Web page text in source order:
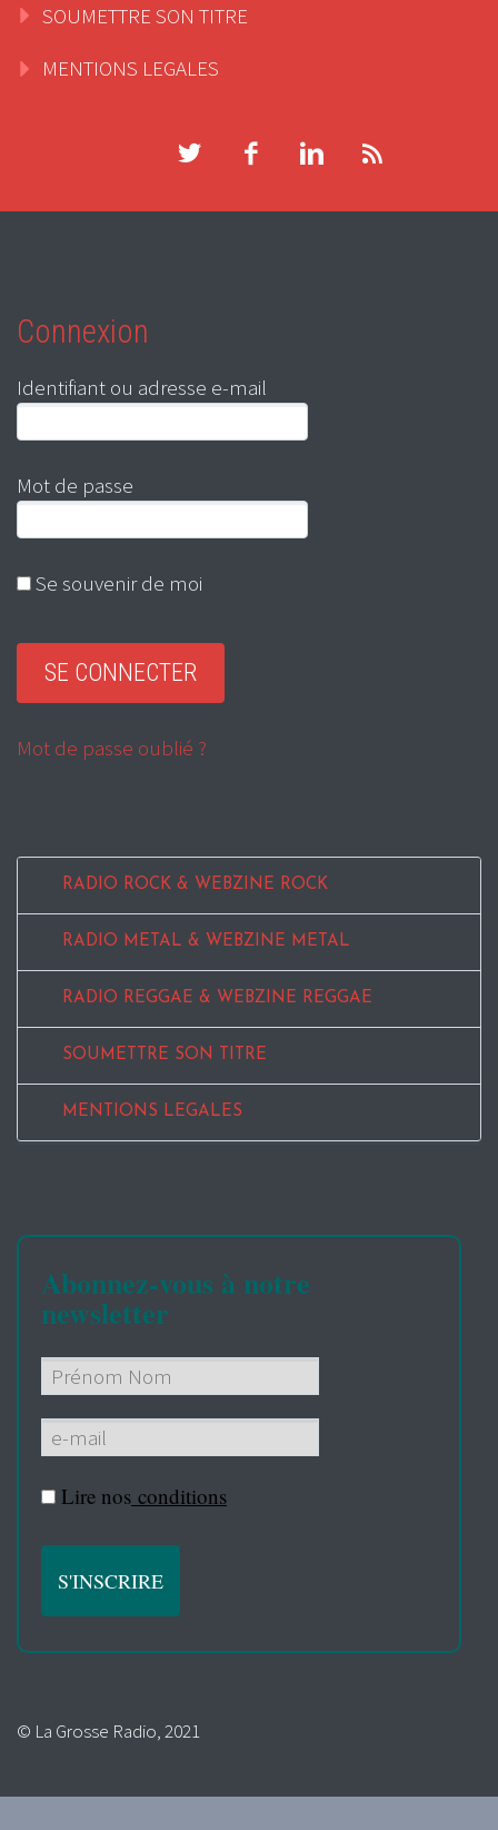
SOUMETTRE SON TITRE
MENTIONS LEGALES
Connexion
Identifiant ou adresse e-mail
Mot de passe
Se souvenir de moi
Mot de passe oublié ?
RADIO ROCK & WEBZINE ROCK
RADIO METAL & WEBZINE METAL
RADIO REGGAE & WEBZINE REGGAE
SOUMETTRE SON TITRE
MENTIONS LEGALES
Abonnez-vous à notre
newsletter
Lire nos conditions
© La Grosse Radio, 2021